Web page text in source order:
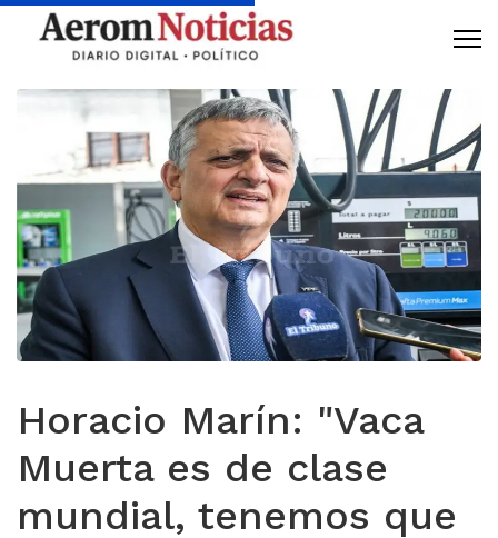
Horacio Marín: "Vaca
Muerta es de clase
mundial, tenemos que